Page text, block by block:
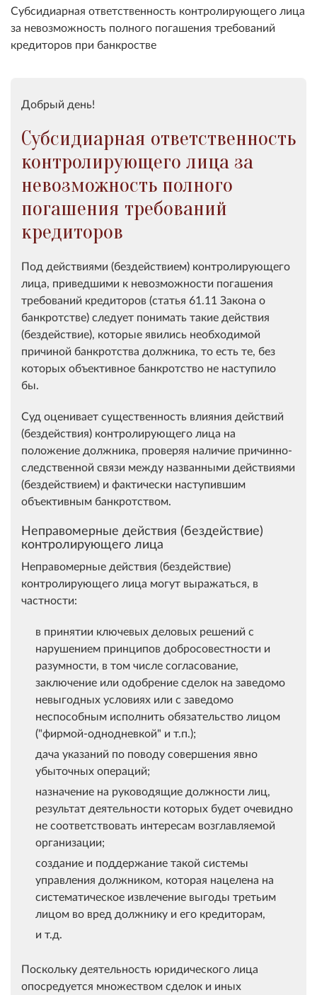
Субсидиарная ответственность контролирующего лица
за невозможность полного погашения требований
кредиторов при банкростве
Добрый день!
Субсидиарная ответственность
контролирующего лица за
невозможность полного
погашения требований
кредиторов
Под действиями (бездействием) контролирующего
лица, приведшими к невозможности погашения
требований кредиторов (статья 61.11 Закона о
банкротстве) следует понимать такие действия
(бездействие), которые явились необходимой
причиной банкротства должника, то есть те, без
которых объективное банкротство не наступило
бы.
Суд оценивает существенность влияния действий
(бездействия) контролирующего лица на
положение должника, проверяя наличие причинно-
следственной связи между названными действиями
(бездействием) и фактически наступившим
объективным банкротством.
Неправомерные действия (бездействие)
контролирующего лица
Неправомерные действия (бездействие)
контролирующего лица могут выражаться, в
частности:
в принятии ключевых деловых решений с
нарушением принципов добросовестности и
разумности, в том числе согласование,
заключение или одобрение сделок на заведомо
невыгодных условиях или с заведомо
неспособным исполнить обязательство лицом
("фирмой-однодневкой" и т.п.);
дача указаний по поводу совершения явно
убыточных операций;
назначение на руководящие должности лиц,
результат деятельности которых будет очевидно
не соответствовать интересам возглавляемой
организации;
создание и поддержание такой системы
управления должником, которая нацелена на
систематическое извлечение выгоды третьим
лицом во вред должнику и его кредиторам,
и т.д.
Поскольку деятельность юридического лица
опосредуется множеством сделок и иных